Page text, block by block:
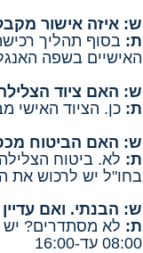
ש: איזה אישור
ת:
האישיים בשפה
ש: האם ציוד
ת: כן. הציוד האישי
ש: האם הביטוח
ת: לא. ביטוח
בחו"ל יש לרכוש את
ש: הבנתי. ואם
ת:
08:00 עד-16:00